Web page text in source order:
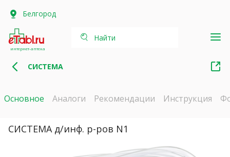
Белгород
интернет-аптека
Найти
СИСТЕМА
Основное Аналоги Рекомендации Инструкция
СИСТЕМА д/инф. р-ров N1